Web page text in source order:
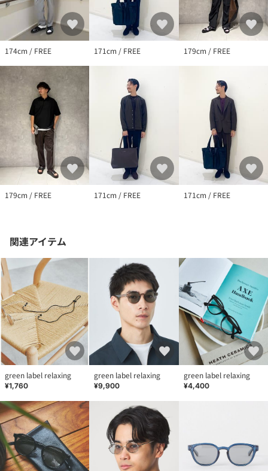
174cm / FREE 171cm / FREE 179cm / FREE
179cm / FREE 171cm / FREE 171cm / FREE
関連アイテム
green label relaxing
¥1,760
green label relaxing
¥9,900
green label relaxing
¥4,400